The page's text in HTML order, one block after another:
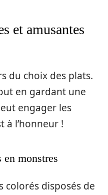
et amusantes
du choix des plats.
en gardant une
engager les
à l’honneur !
monstres
colorés disposés de